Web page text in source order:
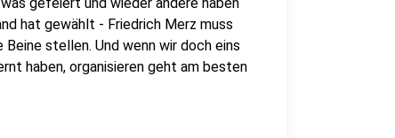
hat gewählt - Friedrich Merz muss
stellen. Und wenn wir doch eins
haben, organisieren geht am besten